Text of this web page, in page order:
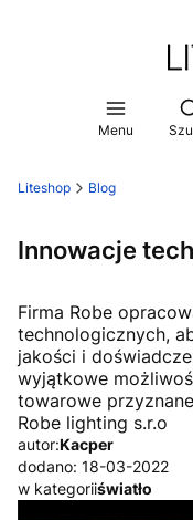
Menu
Liteshop Blog
Innowacje
Firma Robe
technologicznych,
jakości i
wyjątkowe
towarowe
Robe lighting s.r.o
autor:Kacper
dodano: 18-03-2022
w kategoriiświatło